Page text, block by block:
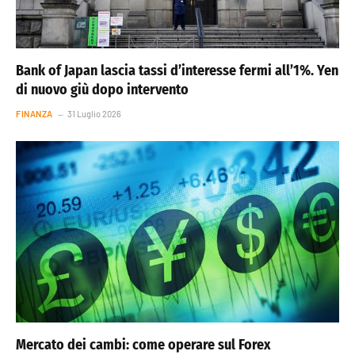
Bank of Japan lascia tassi d’interesse fermi all’1%. Yen
di nuovo giù dopo intervento
FINANZA 31 Luglio 2026
Mercato dei cambi: come operare sul Forex